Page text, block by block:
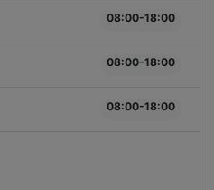
08:00-18:00
08:00-18:00
08:00-18:00